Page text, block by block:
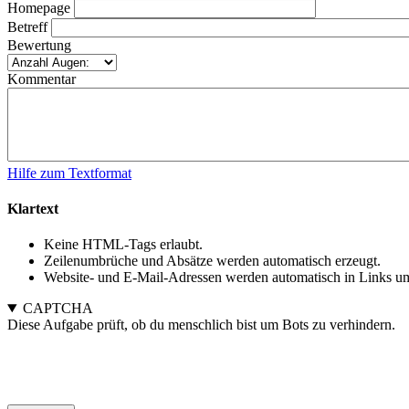
Homepage
Betreff
Bewertung
Kommentar
Hilfe zum Textformat
Klartext
Keine HTML-Tags erlaubt.
Zeilenumbrüche und Absätze werden automatisch erzeugt.
Website- und E-Mail-Adressen werden automatisch in Links
CAPTCHA
Diese Aufgabe prüft, ob du menschlich bist um Bots zu verhindern.